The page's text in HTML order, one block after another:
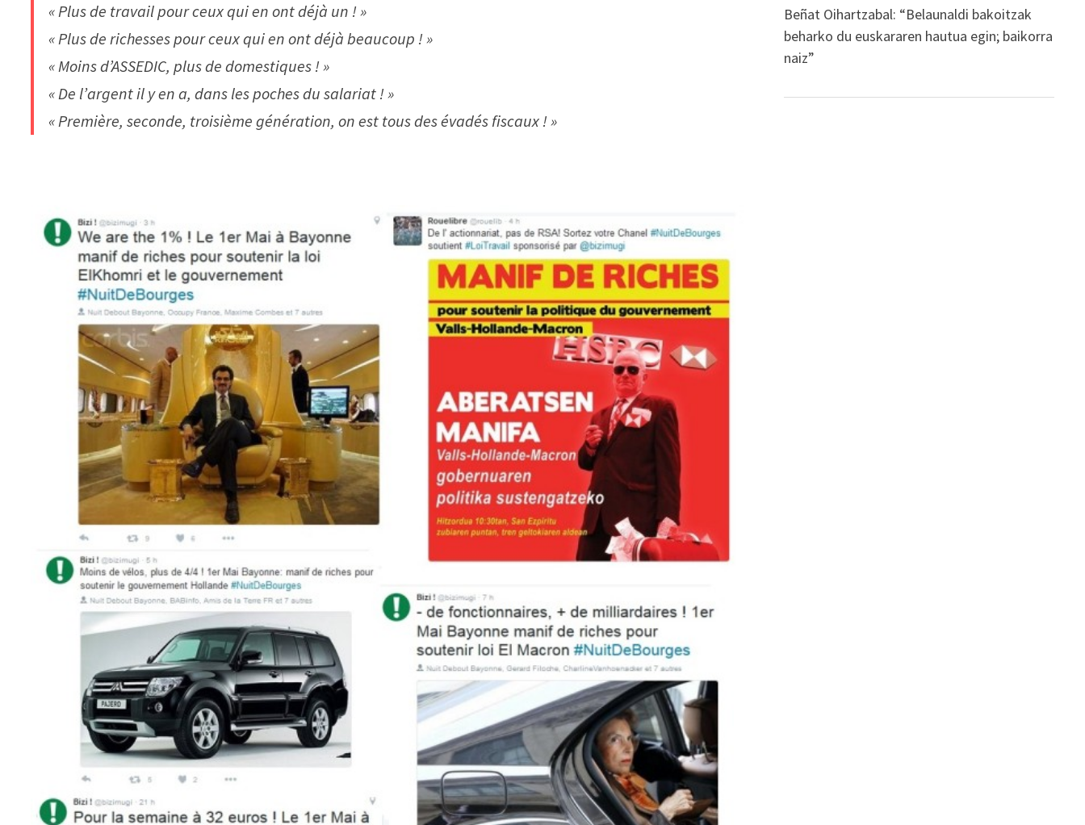
« Plus de travail pour ceux qui en ont déjà un ! »
« Plus de richesses pour ceux qui en ont déjà beaucoup ! »
« Moins d’ASSEDIC, plus de domestiques ! »
« De l’argent il y en a, dans les poches du salariat ! »
« Première, seconde, troisième génération, on est tous des évadés fiscaux ! »
Beñat Oihartzabal: “Belaunaldi bakoitzak
beharko du euskararen hautua egin; baikorra
naiz”